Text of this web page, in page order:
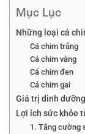
Mục Lục
Những loại cá
Cá chim trắng
Cá chim vàng
Cá chim đen
Cá chim gai
Giá trị dinh
Lợi ích sức khỏe
1. Tăng cường